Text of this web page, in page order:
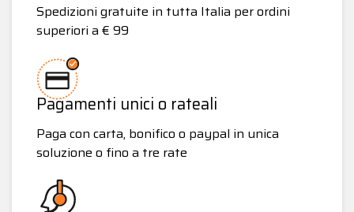
Spedizioni gratuite in tutta Italia per ordini
superiori a € 99
Pagamenti unici o rateali
Paga con carta, bonifico o paypal in unica
soluzione o fino a tre rate